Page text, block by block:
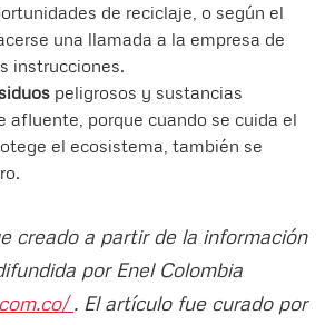
de reciclaje, o según el
una llamada a la empresa de
instrucciones.
peligrosos y sustancias
afluente, porque cuando se cuida el
el ecosistema, también se
creado a partir de la información
por Enel Colombia
. El artículo fue curado por